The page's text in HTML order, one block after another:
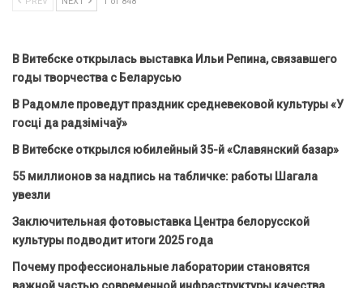
В Витебске открылась выставка Ильи Репина, связавшего
годы творчества с Беларусью
В Радомле проведут праздник средневековой культуры «У
госці да радзімічаў»
В Витебске открылся юбилейный 35-й «Славянский базар»
55 миллионов за надпись на табличке: работы Шагала
увезли
Заключительная фотовыставка Центра белорусской
культуры подводит итоги 2025 года
Почему профессиональные лаборатории становятся